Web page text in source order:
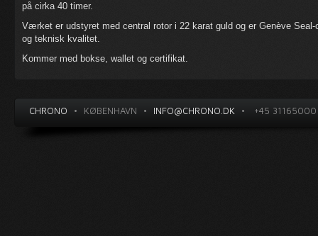
på cirka 40 timer.
Værket er udstyret med central rotor i 22 karat guld og er Genève
og teknisk kvalitet.
Kommer med bokse, wallet og certifikat.
CHRONO • KØBENHAVN • INFO@CHRONO.DK • +45 31165000